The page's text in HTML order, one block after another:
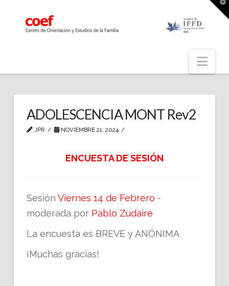
ADOLESCENCIA MONT Rev2
JPR NOVIEMBRE 21, 2024
ENCUESTA DE SESIÓN
Sesión Viernes 14 de Febrero -
moderada porPablo Zudaire
La encuesta es BREVE y ANÓNIMA
¡Muchas gracias!